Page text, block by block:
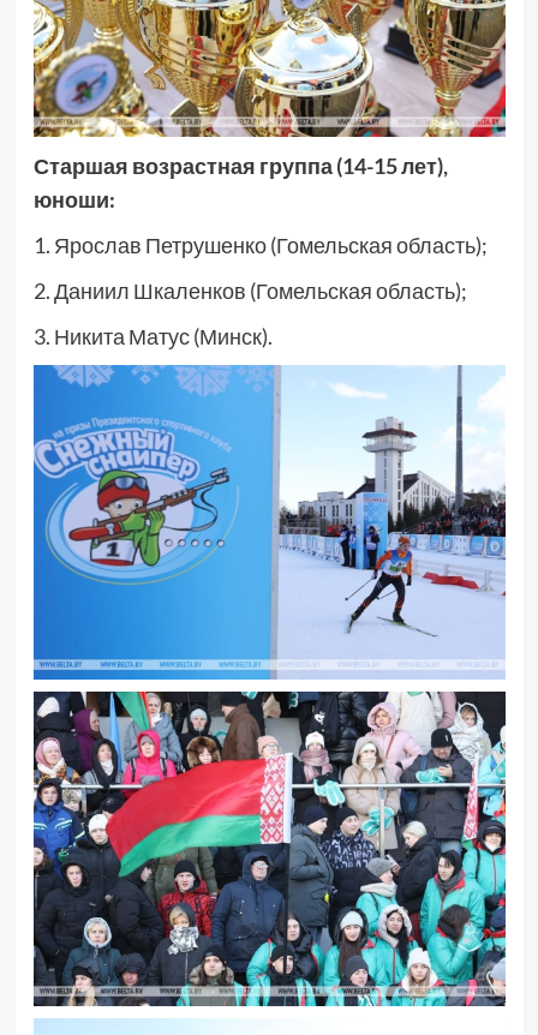
Старшая возрастная группа (14-15 лет),
юноши:
1. Ярослав Петрушенко (Гомельская область);
2. Даниил Шкаленков (Гомельская область);
3. Никита Матус (Минск).